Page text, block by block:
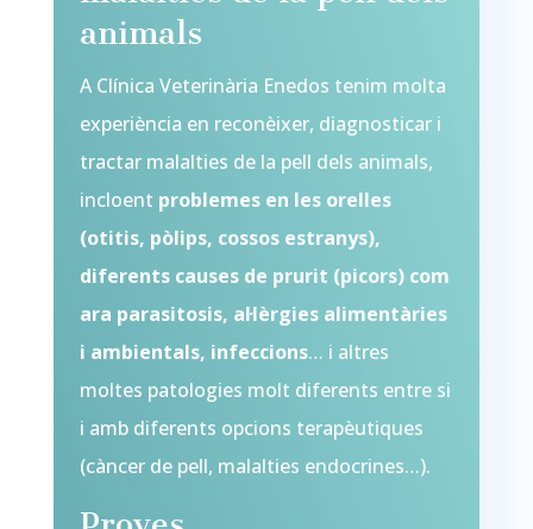
animals
A Clínica Veterinària Enedos tenim molta
experiència en reconèixer, diagnosticar i
tractar malalties de la pell dels animals,
incloent problemes en les orelles
(otitis, pòlips, cossos estranys),
diferents causes de prurit (picors) com
ara parasitosis, al·lèrgies alimentàries
i ambientals, infeccions… i altres
moltes patologies molt diferents entre si
i amb diferents opcions terapèutiques
(càncer de pell, malalties endocrines…).